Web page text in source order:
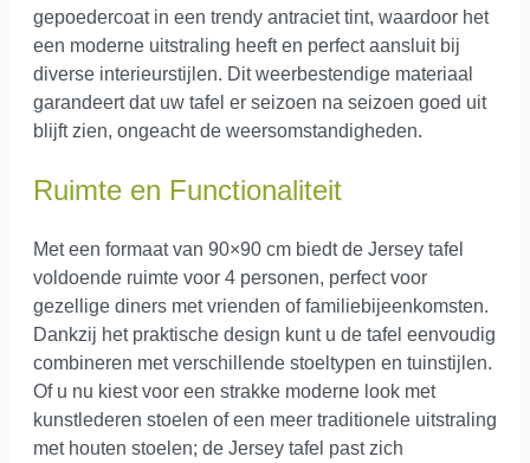
gepoedercoat in een trendy antraciet tint, waardoor het
een moderne uitstraling heeft en perfect aansluit bij
diverse interieurstijlen. Dit weerbestendige materiaal
garandeert dat uw tafel er seizoen na seizoen goed uit
blijft zien, ongeacht de weersomstandigheden.
Ruimte en Functionaliteit
Met een formaat van 90×90 cm biedt de Jersey tafel
voldoende ruimte voor 4 personen, perfect voor
gezellige diners met vrienden of familiebijeenkomsten.
Dankzij het praktische design kunt u de tafel eenvoudig
combineren met verschillende stoeltypen en tuinstijlen.
Of u nu kiest voor een strakke moderne look met
kunstlederen stoelen of een meer traditionele uitstraling
met houten stoelen; de Jersey tafel past zich